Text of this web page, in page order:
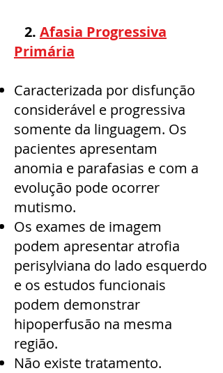
2. Afasia Progressiva
Primária
Caracterizada por disfunção
considerável e progressiva
somente da linguagem. Os
pacientes apresentam
anomia e parafasias e com a
evolução pode ocorrer
mutismo.
Os exames de imagem
podem apresentar atrofia
perisylviana do lado esquerdo
e os estudos funcionais
podem demonstrar
hipoperfusão na mesma
região.
Não existe tratamento.